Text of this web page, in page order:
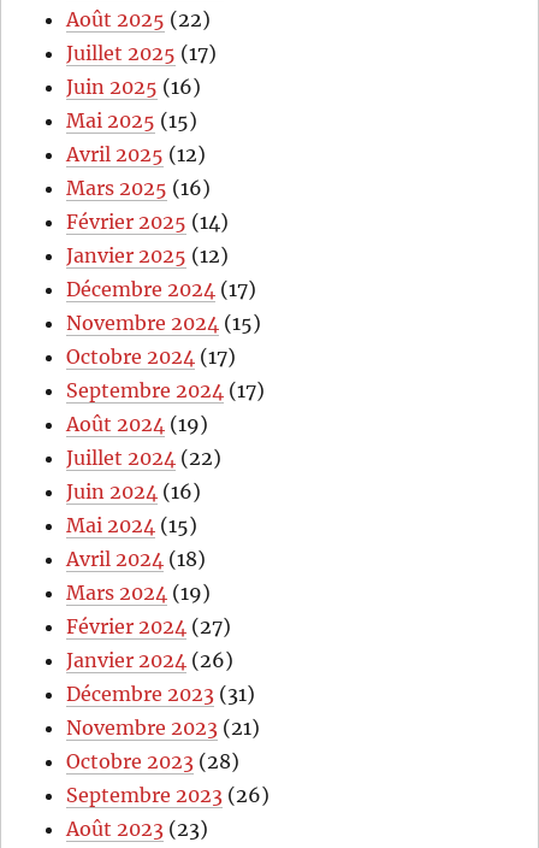
Août 2025 (22)
Juillet 2025 (17)
Juin 2025 (16)
Mai 2025 (15)
Avril 2025 (12)
Mars 2025 (16)
Février 2025 (14)
Janvier 2025 (12)
Décembre 2024 (17)
Novembre 2024 (15)
Octobre 2024 (17)
Septembre 2024 (17)
Août 2024 (19)
Juillet 2024 (22)
Juin 2024 (16)
Mai 2024 (15)
Avril 2024 (18)
Mars 2024 (19)
Février 2024 (27)
Janvier 2024 (26)
Décembre 2023 (31)
Novembre 2023 (21)
Octobre 2023 (28)
Septembre 2023 (26)
Août 2023 (23)